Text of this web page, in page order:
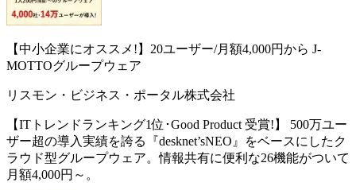
【中小企業にオススメ!】20ユーザー/月額4,000円から J-
MOTTOグループウェア
リスモン・ビジネス・ポータル株式会社
【ITトレンドランキング1位･Good Product 受賞!】 500万ユー
ザー超の導入実績を誇る『desknet’sNEO』をベースにしたク
ラウド型グループウェア。情報共有に便利な26機能がついて
月額4,000円～。